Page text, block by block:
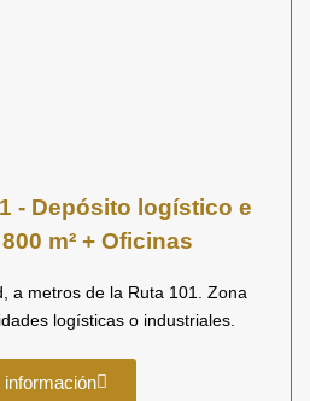
- Depósito logístico e
m² + Oficinas
a metros de la Ruta 101. Zona
logísticas o industriales.
información